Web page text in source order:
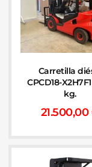
Carretilla
CPCD18-
kg.
21.500,00